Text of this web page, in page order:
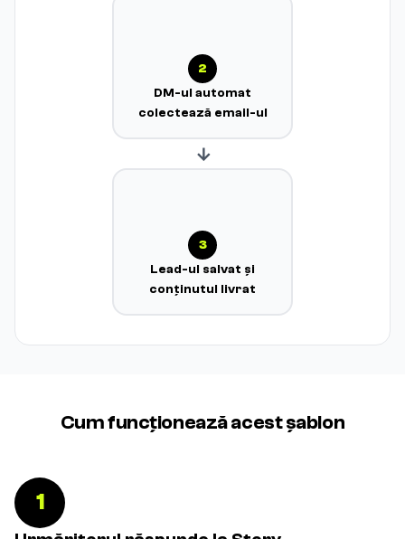
2
DM-ul automat
colectează email-ul
→
3
Lead-ul salvat și
conținutul livrat
Cum funcționează acest șablon
1